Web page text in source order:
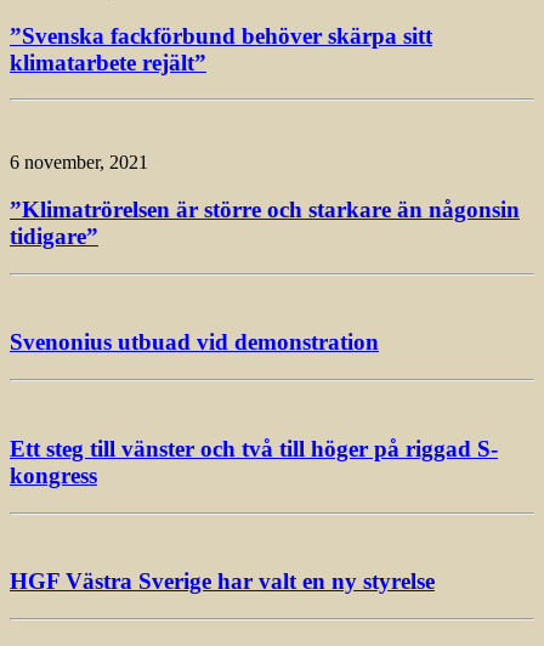
”Svenska fackförbund behöver skärpa sitt
klimatarbete rejält”
6 november, 2021
”Klimatrörelsen är större och starkare än någonsin
tidigare”
Svenonius utbuad vid demonstration
Ett steg till vänster och två till höger på riggad S-
kongress
HGF Västra Sverige har valt en ny styrelse